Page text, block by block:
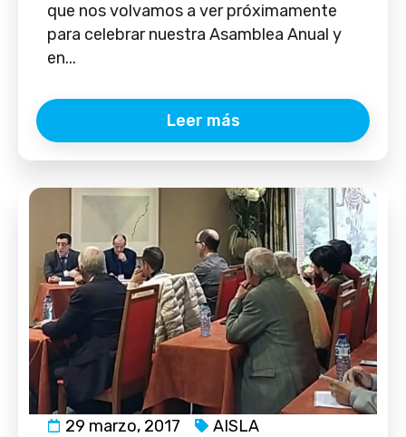
que nos volvamos a ver próximamente
para celebrar nuestra Asamblea Anual y
en...
Leer más
29 marzo, 2017 AISLA